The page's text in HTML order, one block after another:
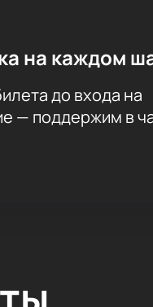
на каждом
до входа на
— поддержим в